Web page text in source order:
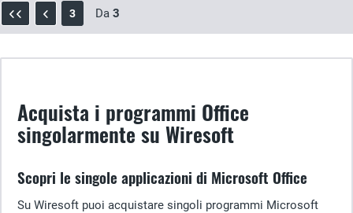
3 Da 3
Acquista i programmi Office
singolarmente su Wiresoft
Scopri le singole applicazioni di Microsoft Office
Su Wiresoft puoi acquistare singoli programmi Microsoft